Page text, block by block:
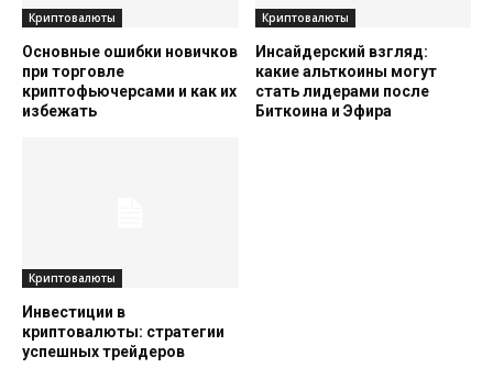
Криптовалюты
Основные ошибки новичков
при торговле
криптофьючерсами и как их
избежать
Криптовалюты
Инсайдерский взгляд:
какие альткоины могут
стать лидерами после
Биткоина и Эфира
Криптовалюты
Инвестиции в
криптовалюты: стратегии
успешных трейдеров